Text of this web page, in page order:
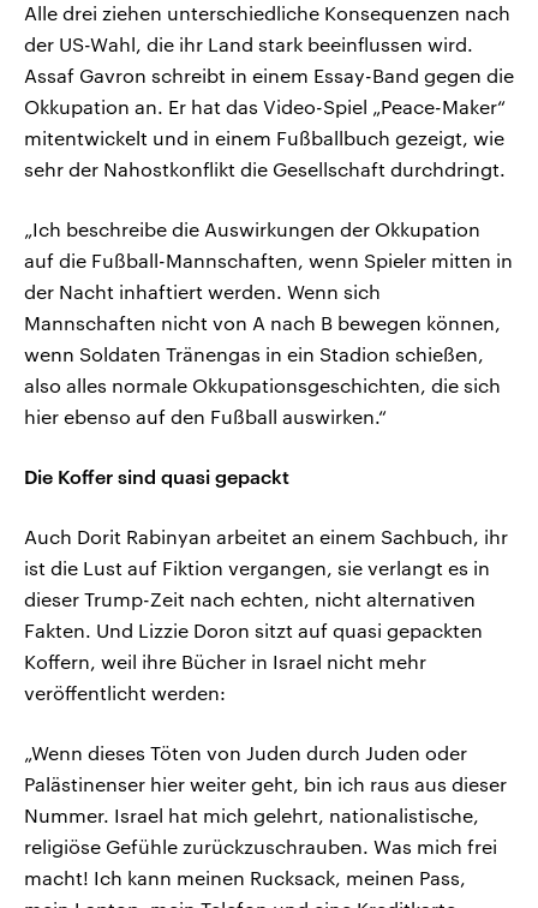
Alle drei ziehen unterschiedliche Konsequenzen nach
der US-Wahl, die ihr Land stark beeinflussen wird.
Assaf Gavron schreibt in einem Essay-Band gegen die
Okkupation an. Er hat das Video-Spiel „Peace-Maker“
mitentwickelt und in einem Fußballbuch gezeigt, wie
sehr der Nahostkonflikt die Gesellschaft durchdringt.
„Ich beschreibe die Auswirkungen der Okkupation
auf die Fußball-Mannschaften, wenn Spieler mitten in
der Nacht inhaftiert werden. Wenn sich
Mannschaften nicht von A nach B bewegen können,
wenn Soldaten Tränengas in ein Stadion schießen,
also alles normale Okkupationsgeschichten, die sich
hier ebenso auf den Fußball auswirken.“
Die Koffer sind quasi gepackt
Auch Dorit Rabinyan arbeitet an einem Sachbuch, ihr
ist die Lust auf Fiktion vergangen, sie verlangt es in
dieser Trump-Zeit nach echten, nicht alternativen
Fakten. Und Lizzie Doron sitzt auf quasi gepackten
Koffern, weil ihre Bücher in Israel nicht mehr
veröffentlicht werden:
„Wenn dieses Töten von Juden durch Juden oder
Palästinenser hier weiter geht, bin ich raus aus dieser
Nummer. Israel hat mich gelehrt, nationalistische,
religiöse Gefühle zurückzuschrauben. Was mich frei
macht! Ich kann meinen Rucksack, meinen Pass,